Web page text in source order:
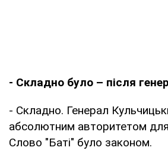
- Складно було – після
- Складно. Генерал
абсолютним авторитетом
Слово "Баті" було законом.